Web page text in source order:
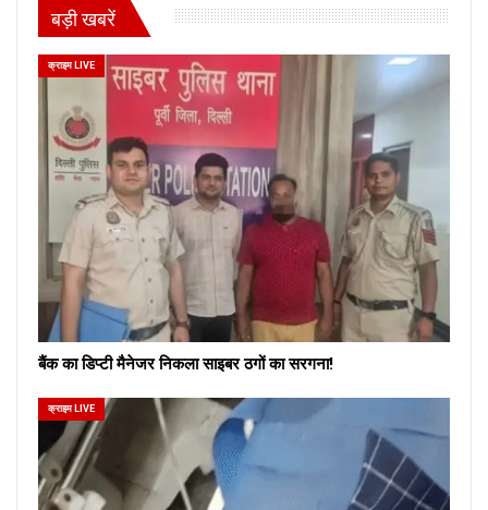
बड़ी खबरें
क्राइम LIVE
बैंक का डिप्टी मैनेजर निकला साइबर ठगों का सरगना!
क्राइम LIVE